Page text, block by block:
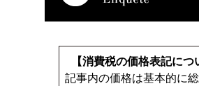
【消費税の価格表記につ
記事内の価格は基本的に